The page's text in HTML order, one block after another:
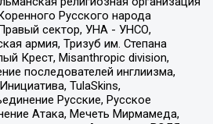
Русского народа
сектор, УНА - УНСО,
армия, Тризуб им. Степана
Крест, Misanthropic division,
последователей инглиизма,
TulaSkins,
Русские, Русское
Атака, Мечеть Мирмамеда,